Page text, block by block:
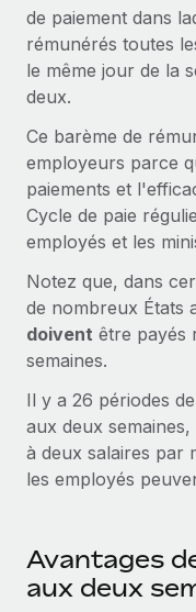
Gestion des
Intégrez et
PEO
INFRASTRUCTURE
Intégration
Intégrez vos RH
Plateforme
Des fonctions
Connecter
notre MCP
Intégrations
Rationalisez vos
SERVICES
Demandez aux
Comparer
Examinez notre
Des solutions
paie des
Entreprises
Développez vos
mesure
Entreprise
Les RH à
TRAVAILLONS
Partenaires
Devenir
Explorez avec
pays
Calculateur
APPRENDRE AVEC
Recherche et guides
Études de cas
Glossaire RH
Checklists et
Descriptions de
Webinaires
Données sur les
Nederlands
Français
Deutsch
Español
Italiano
Português (Portugal)
日本語
한국어
中文（简体）
de paiement dans
rémunérés toutes
le même jour de la
deux.
Ce barème de
employeurs parce
paiements et
Cycle de paie
employés et les
Notez que, dans
de nombreux États
doivent être payés
semaines.
Il y a 26 périodes
aux deux
à deux salaires par
les employés
Avantages
aux deux